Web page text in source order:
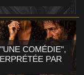
COMÉDIE",
PAR